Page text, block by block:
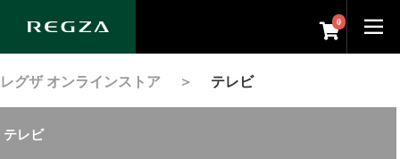
0
レグザ オンラインストア ＞ テレビ
テレビ